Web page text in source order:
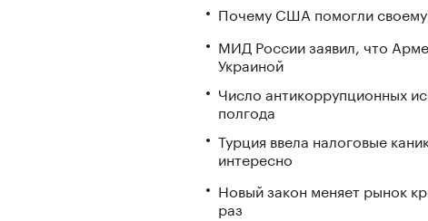
Почему США помогли своему
МИД России заявил, что
Украиной
Число антикоррупционных
полгода
Турция ввела налоговые
интересно
Новый закон меняет рынок
раз